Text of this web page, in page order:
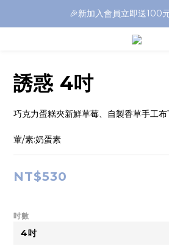
🎉新加入會員立即送100
誘惑 4吋
巧克力蛋糕夾新鮮草莓、自製香草手工布
葷/素:奶蛋素
NT$530
吋數